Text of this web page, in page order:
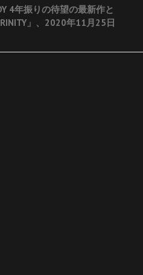
4年振りの待望の最新作と
」、2020年11月25日